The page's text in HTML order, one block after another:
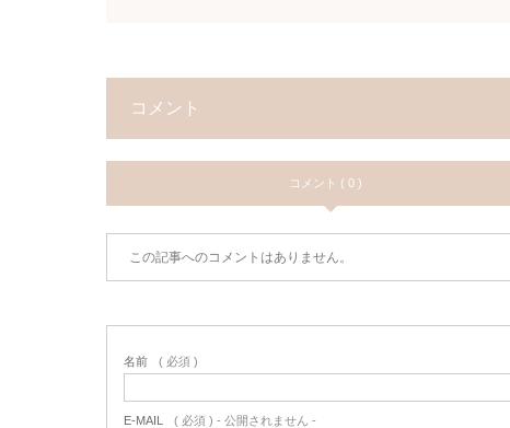
コメント
コメント ( 0 )
この記事へのコメントはありません。
名前 ( 必須 )
E-MAIL ( 必須 ) - 公開されません -